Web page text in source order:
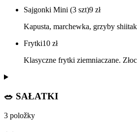
Sajgonki Mini (3 szt)9 zł
Kapusta, marchewka, grzyby
Frytki10 zł
Klasyczne frytki ziemniaczane.
🥗 SAŁATKI
3 položky